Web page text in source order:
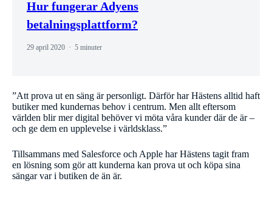
Hur fungerar Adyens
betalningsplattform?
29 april 2020 5 minuter
”Att prova ut en säng är personligt. Därför har Hästens alltid haft
butiker med kundernas behov i centrum. Men allt eftersom
världen blir mer digital behöver vi möta våra kunder där de är –
och ge dem en upplevelse i världsklass.”
Tillsammans med Salesforce och Apple har Hästens tagit fram
en lösning som gör att kunderna kan prova ut och köpa sina
sängar var i butiken de än är.